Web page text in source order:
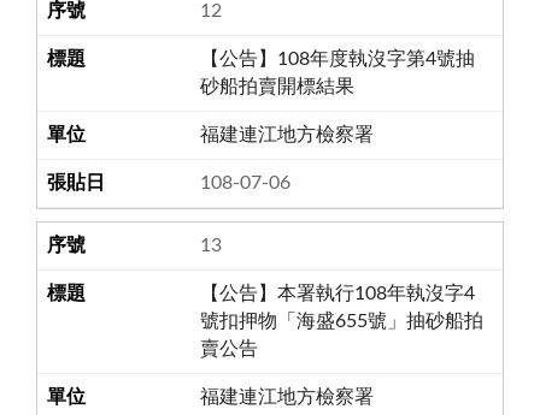
12
【公告】108年度執沒字第4號抽
砂船拍賣開標結果
福建連江地方檢察署
108-07-06
13
【公告】本署執行108年執沒字4
號扣押物「海盛655號」抽砂船拍
賣公告
福建連江地方檢察署